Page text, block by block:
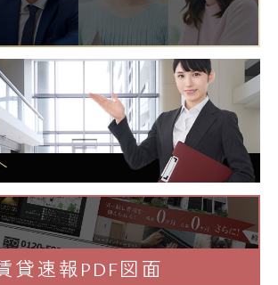
貸速報PDF図面